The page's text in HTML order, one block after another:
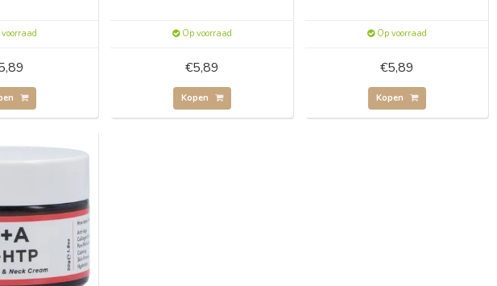
Op voorraad
€5,89
Kopen
Op voorraad
€5,89
Kopen